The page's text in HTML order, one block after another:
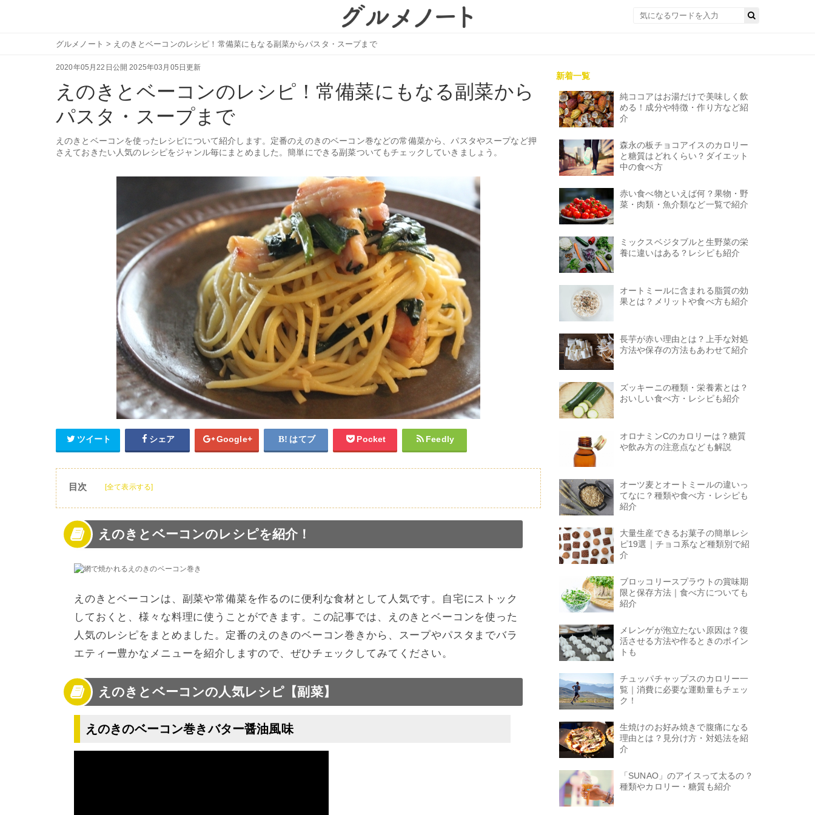
グルメノート > えのきとベーコンのレシピ！常備菜にもなる副菜からパスタ・スープまで
2020年05月22日公開 2025年03月05日更新
えのきとベーコンのレシピ！常備菜にもなる副菜から
パスタ・スープまで
えのきとベーコンを使ったレシピについて紹介します。定番のえのきのベーコン巻などの常備菜から、パスタやスープなど押
さえておきたい人気のレシピをジャンル毎にまとめました。簡単にできる副菜ついてもチェックしていきましょう。
ツイート シェア Google+ はてブ Pocket Feedly
目次 [全て表示する]
3 えのきとベーコンの人気レシピ【パスタ】
4 えのきとベーコンの人気レシピ【スープ】
5 えのきとベーコンのレシピまとめ
えのきとベーコンのレシピを紹介！
えのきとベーコンは、副菜や常備菜を作るのに便利な食材として人気です。自宅にストック
しておくと、様々な料理に使うことができます。この記事では、えのきとベーコンを使った
人気のレシピをまとめました。定番のえのきのベーコン巻きから、スープやパスタまでバラ
エティー豊かなメニューを紹介しますので、ぜひチェックしてみてください。
えのきとベーコンの人気レシピ【副菜】
えのきのベーコン巻きバター醤油風味
新着一覧
純ココアはお湯だけで美味しく飲
める！成分や特徴・作り方など紹
介
森永の板チョコアイスのカロリー
と糖質はどれくらい？ダイエット
中の食べ方
赤い食べ物といえば何？果物・野
菜・肉類・魚介類など一覧で紹介
ミックスベジタブルと生野菜の栄
養に違いはある？レシピも紹介
オートミールに含まれる脂質の効
果とは？メリットや食べ方も紹介
長芋が赤い理由とは？上手な対処
方法や保存の方法もあわせて紹介
ズッキーニの種類・栄養素とは？
おいしい食べ方・レシピも紹介
オロナミンCのカロリーは？糖質
や飲み方の注意点なども解説
オーツ麦とオートミールの違いっ
てなに？種類や食べ方・レシピも
紹介
大量生産できるお菓子の簡単レシ
ピ19選｜チョコ系など種類別で紹
介
ブロッコリースプラウトの賞味期
限と保存方法｜食べ方についても
紹介
メレンゲが泡立たない原因は？復
活させる方法や作るときのポイン
トも
チュッパチャップスのカロリー一
覧｜消費に必要な運動量もチェッ
ク！
生焼けのお好み焼きで腹痛になる
理由とは？見分け方・対処法を紹
介
「SUNAO」のアイスって太るの？
種類やカロリー・糖質も紹介